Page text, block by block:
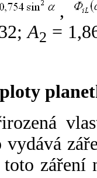
,
A2 =
vydává
záření